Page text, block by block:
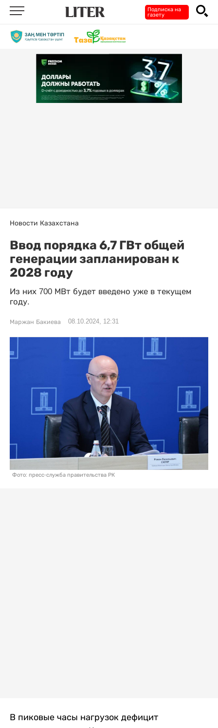
Подписка на
газету
Новости Казахстана
Ввод порядка 6,7 ГВт общей
генерации запланирован к
2028 году
Из них 700 МВт будет введено уже в текущем
году.
Маржан Бакиева 08.10.2024, 12:31
Фото: пресс-служба правительства РК
В пиковые часы нагрузок дефицит